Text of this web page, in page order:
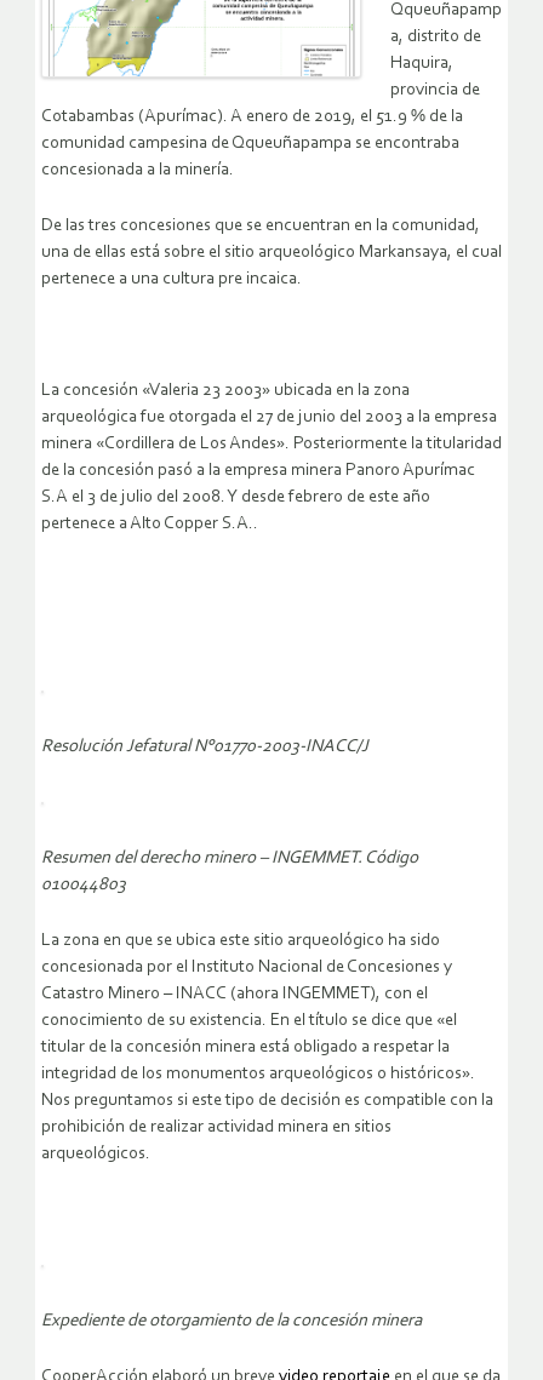
Qqueuñapamp
a, distrito de
Haquira,
provincia de
Cotabambas (Apurímac). A enero de 2019, el 51.9 % de la
comunidad campesina de Qqueuñapampa se encontraba
concesionada a la minería.
De las tres concesiones que se encuentran en la comunidad,
una de ellas está sobre el sitio arqueológico Markansaya, el cual
pertenece a una cultura pre incaica.
La concesión «Valeria 23 2003» ubicada en la zona
arqueológica fue otorgada el 27 de junio del 2003 a la empresa
minera «Cordillera de Los Andes». Posteriormente la titularidad
de la concesión pasó a la empresa minera Panoro Apurímac
S.A el 3 de julio del 2008. Y desde febrero de este año
pertenece a Alto Copper S.A..
Resolución Jefatural N°01770-2003-INACC/J
Resumen del derecho minero – INGEMMET. Código
010044803
La zona en que se ubica este sitio arqueológico ha sido
concesionada por el Instituto Nacional de Concesiones y
Catastro Minero – INACC (ahora INGEMMET), con el
conocimiento de su existencia. En el título se dice que «el
titular de la concesión minera está obligado a respetar la
integridad de los monumentos arqueológicos o históricos».
Nos preguntamos si este tipo de decisión es compatible con la
prohibición de realizar actividad minera en sitios
arqueológicos.
Expediente de otorgamiento de la concesión minera